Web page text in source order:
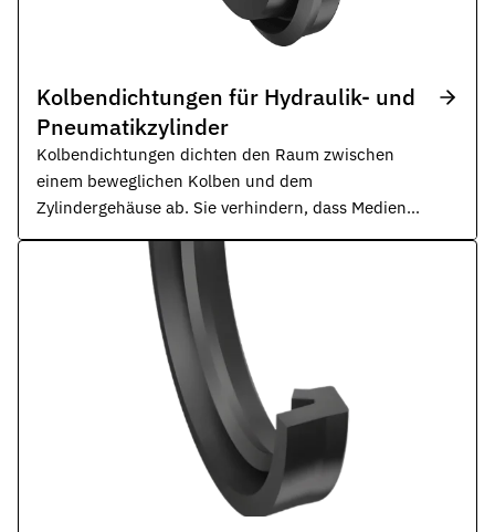
Parker O-Lube und S-Lube für Elastomerdichtungen
Leistungen
Was wir für Sie tun können
Kontakt
Nehmen Sie Kontakt mit uns auf
Ihre Karrieremöglichkeiten bei uns
Zertifikate zum Download
Rechtliche Informationen zu unserem Unternehmen
Unsere allgemeinen Geschäftsbedingungen
Kolbendichtungen für Hydraulik- und
Pneumatikzylinder
Kolbendichtungen dichten den Raum zwischen
einem beweglichen Kolben und dem
Zylindergehäuse ab. Sie verhindern, dass Medien
von einer Kammer in die andere gelangen und
sorgen für eine verlustfreie Kraftübertragung.